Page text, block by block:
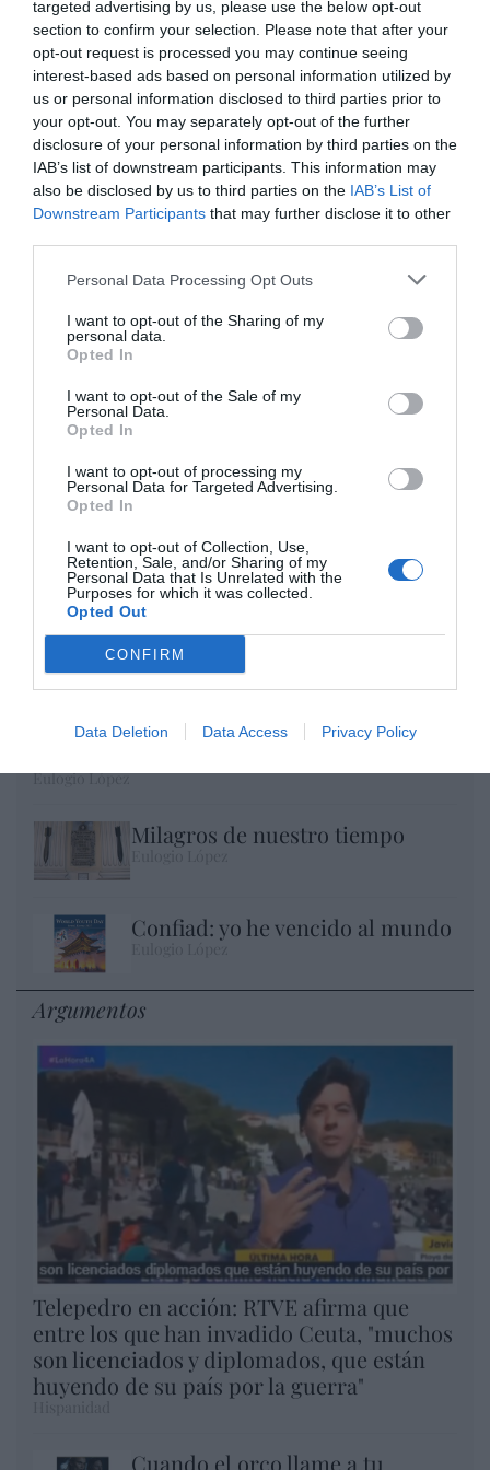
targeted advertising by us, please use the below opt-out
section to confirm your selection. Please note that after your
opt-out request is processed you may continue seeing
interest-based ads based on personal information utilized by
us or personal information disclosed to third parties prior to
your opt-out. You may separately opt-out of the further
disclosure of your personal information by third parties on the
IAB’s list of downstream participants. This information may
also be disclosed by us to third parties on the IAB’s List of
Downstream Participants that may further disclose it to other
Personal Data Processing Opt Outs
I want to opt-out of the Sharing of my
personal data.
Opted In
I want to opt-out of the Sale of my
Personal Data.
Opted In
I want to opt-out of processing my
Personal Data for Targeted Advertising.
Opted In
I want to opt-out of Collection, Use,
Retention, Sale, and/or Sharing of my
Personal Data that Is Unrelated with the
Purposes for which it was collected.
Opted Out
CONFIRM
Data Deletion Data Access Privacy Policy
Artículos anteriores
DIARIO DE LA CORRUPCIÓN SANCHISTA
Diario de la corrupción sanchista. Bolaños
se reunió en el año 2025 hasta seis veces
con Zapatero, mientras se desarrollaba la
investigación judicial sobre la aerolínea
por Redacción
Enormes minucias
por Eulogio López
No perdamos el norte: la emigración es
Eulogio López
Milagros de nuestro tiempo
Confiad: yo he vencido al mundo
Argumentos
Telepedro en acción: RTVE afirma que
entre los que han invadido Ceuta, "muchos
son licenciados y diplomados, que están
huyendo de su país por la guerra"
Cuando el orco llame a tu